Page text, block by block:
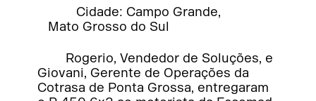
Cidade: Campo Grande,
Mato Grosso do Sul
Rogerio, Vendedor de Soluções, e
Giovani, Gerente de Operações da
Cotrasa de Ponta Grossa, entregaram